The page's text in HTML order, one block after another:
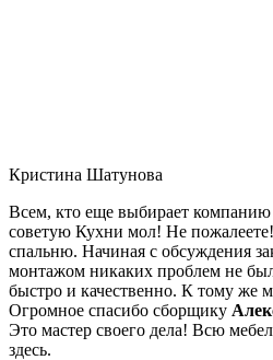
Кристина Шатунова
Всем, кто еще выбирает компанию
советую Кухни мол! Не
спальню. Начиная с обсуждения
монтажом никаких проблем не
быстро и качественно. К тому же
Огромное спасибо сборщику
Это мастер своего дела! Всю
здесь.